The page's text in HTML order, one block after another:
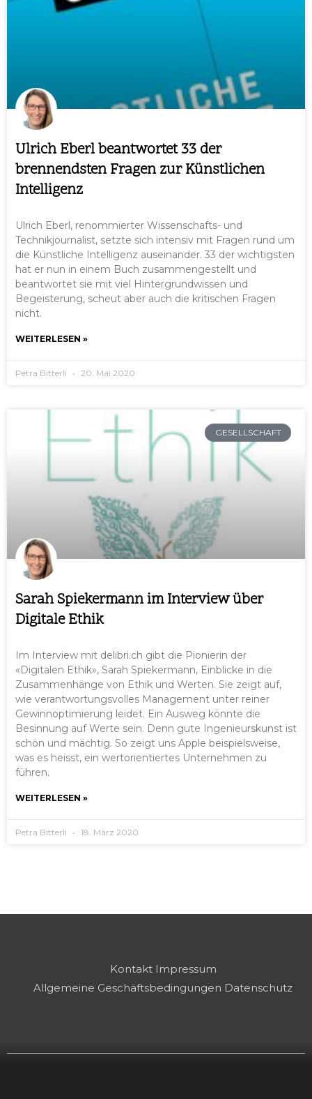
Ulrich Eberl beantwortet 33 der
brennendsten Fragen zur Künstlichen
Intelligenz
Ulrich Eberl, renommierter Wissenschafts- und
Technikjournalist, setzte sich intensiv mit Fragen rund um
die Künstliche Intelligenz auseinander. 33 der wichtigsten
hat er nun in einem Buch zusammengestellt und
beantwortet sie mit viel Hintergrundwissen und
Begeisterung, scheut aber auch die kritischen Fragen
nicht.
WEITERLESEN »
Petra Bitterli 20. Mai 2020
GESELLSCHAFT
Sarah Spiekermann im Interview über
Digitale Ethik
Im Interview mit delibri.ch gibt die Pionierin der
«Digitalen Ethik», Sarah Spiekermann, Einblicke in die
Zusammenhänge von Ethik und Werten. Sie zeigt auf,
wie verantwortungsvolles Management unter reiner
Gewinnoptimierung leidet. Ein Ausweg könnte die
Besinnung auf Werte sein. Denn gute Ingenieurskunst ist
schön und mächtig. So zeigt uns Apple beispielsweise,
was es heisst, ein wertorientiertes Unternehmen zu
führen.
WEITERLESEN »
Petra Bitterli 18. März 2020
Kontakt Impressum
Allgemeine Geschäftsbedingungen Datenschutz